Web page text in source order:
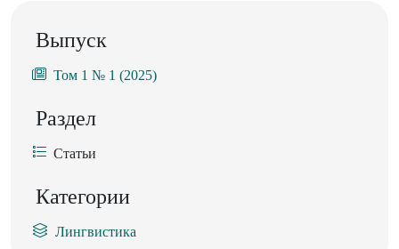
Выпуск
Том 1 № 1 (2025)
Раздел
Статьи
Категории
Лингвистика